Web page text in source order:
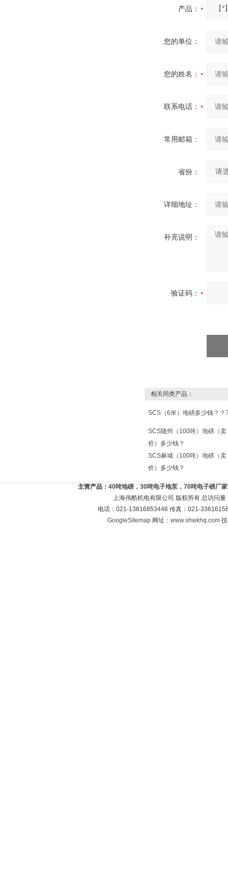
产品：
您的单位：
您的姓名：
联系电话：
常用邮箱：
省份：
详细地址：
补充说明：
验证码：
相关同类产品：
SCS（6米）地磅多少钱？？
SCS随州（100吨）地磅（卖
价）多少钱？
SCS麻城（100吨）地磅（卖
价）多少钱？
主营产品： 40吨地磅，30吨电子地泵，70吨电子磅厂
上海伟酷机电有限公司 版权所有 总访问量
电话：021-13816853446 传真：021-
GoogleSitemap 网址：www.shwkhq.com